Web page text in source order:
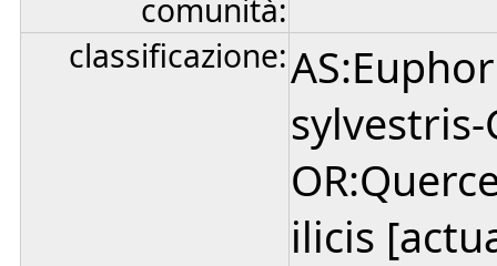
comunità:
classificazione:
ilicis